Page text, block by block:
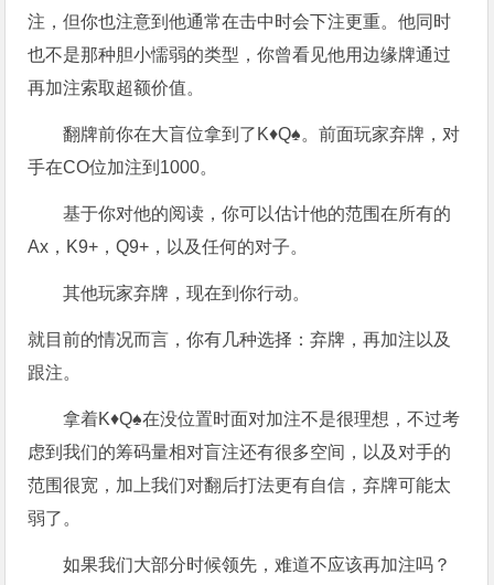
注，但你也注意到他通常在击中时会下注更重。他同时
也不是那种胆小懦弱的类型，你曾看见他用边缘牌通过
再加注索取超额价值。
翻牌前你在大盲位拿到了K♦Q♠。前面玩家弃牌，对
手在CO位加注到1000。
基于你对他的阅读，你可以估计他的范围在所有的
Ax，K9+，Q9+，以及任何的对子。
其他玩家弃牌，现在到你行动。
就目前的情况而言，你有几种选择：弃牌，再加注以及
跟注。
拿着K♦Q♠在没位置时面对加注不是很理想，不过考
虑到我们的筹码量相对盲注还有很多空间，以及对手的
范围很宽，加上我们对翻后打法更有自信，弃牌可能太
弱了。
如果我们大部分时候领先，难道不应该再加注吗？